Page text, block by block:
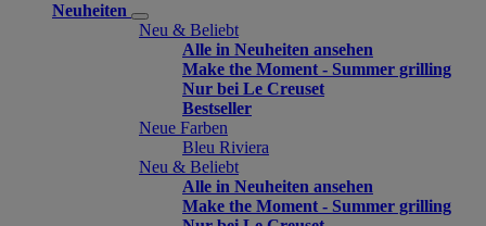
Neuheiten
Neu & Beliebt
Alle in Neuheiten ansehen
Make the Moment - Summer grilling
Nur bei Le Creuset
Bestseller
Neue Farben
Bleu Riviera
Neu & Beliebt
Alle in Neuheiten ansehen
Make the Moment - Summer grilling